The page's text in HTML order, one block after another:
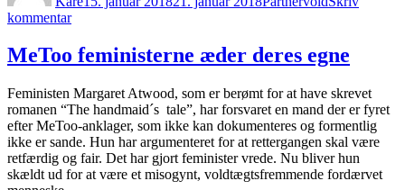
kommentartil
Thüringen
begår
lige
så
ofte
dødsvold
som
mænd
MeToo feministerne æder deres egne
Feministen Margaret Atwood, som er berømt for at have skrevet
romanen “The handmaid´s tale”, har forsvaret en mand der er fyret
efter MeToo-anklager, som ikke kan dokumenteres og formentlig
ikke er sande. Hun har argumenteret for at rettergangen skal være
retfærdig og fair. Det har gjort feminister vrede. Nu bliver hun
skældt ud for at være et misogynt, voldtægtsfremmende fordærvet